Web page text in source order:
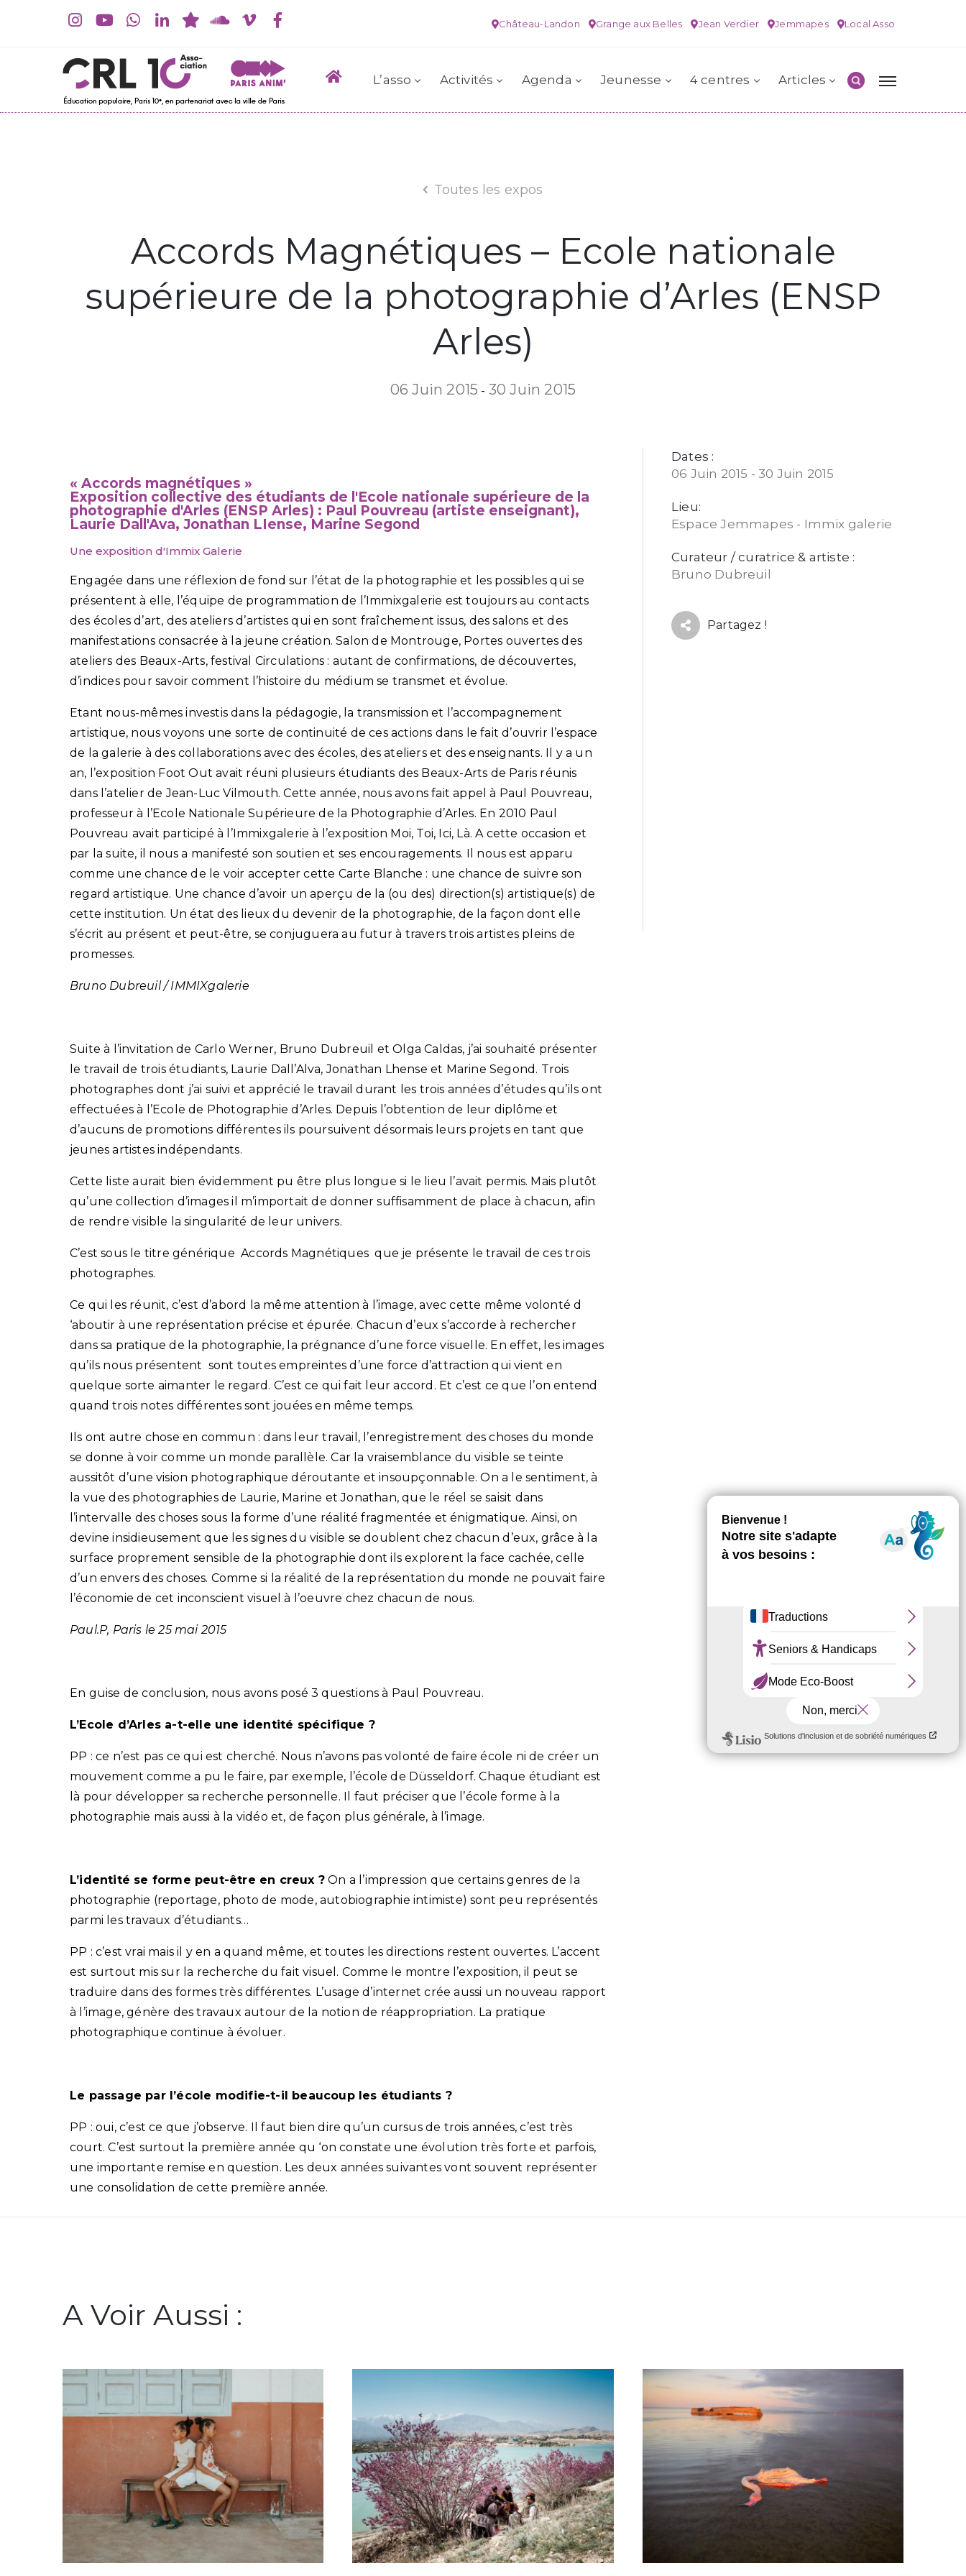
Château-Landon Grange aux Belles Jean Verdier Jemmapes Local Asso
L’asso Activités Agenda Jeunesse 4 centres Articles
Toutes les expos
Accords Magnétiques – Ecole nationale
supérieure de la photographie d’Arles (ENSP
Arles)
06 Juin 2015 - 30 Juin 2015
« Accords magnétiques »
Exposition collective des étudiants de l'Ecole nationale supérieure de la
photographie d'Arles (ENSP Arles) : Paul Pouvreau (artiste enseignant),
Laurie Dall'Ava, Jonathan LIense, Marine Segond
Une exposition d'Immix Galerie
Engagée dans une réflexion de fond sur l’état de la photographie et les possibles qui se
présentent à elle, l’équipe de programmation de l’Immixgalerie est toujours au contacts
des écoles d’art, des ateliers d’artistes qui en sont fraîchement issus, des salons et des
manifestations consacrée à la jeune création. Salon de Montrouge, Portes ouvertes des
ateliers des Beaux-Arts, festival Circulations : autant de confirmations, de découvertes,
d’indices pour savoir comment l’histoire du médium se transmet et évolue.
Etant nous-mêmes investis dans la pédagogie, la transmission et l’accompagnement
artistique, nous voyons une sorte de continuité de ces actions dans le fait d’ouvrir l’espace
de la galerie à des collaborations avec des écoles, des ateliers et des enseignants. Il y a un
an, l’exposition Foot Out avait réuni plusieurs étudiants des Beaux-Arts de Paris réunis
dans l’atelier de Jean-Luc Vilmouth. Cette année, nous avons fait appel à Paul Pouvreau,
professeur à l’Ecole Nationale Supérieure de la Photographie d’Arles. En 2010 Paul
Pouvreau avait participé à l’Immixgalerie à l’exposition Moi, Toi, Ici, Là. A cette occasion et
par la suite, il nous a manifesté son soutien et ses encouragements. Il nous est apparu
comme une chance de le voir accepter cette Carte Blanche : une chance de suivre son
regard artistique. Une chance d’avoir un aperçu de la (ou des) direction(s) artistique(s) de
cette institution. Un état des lieux du devenir de la photographie, de la façon dont elle
s’écrit au présent et peut-être, se conjuguera au futur à travers trois artistes pleins de
promesses.
Bruno Dubreuil / IMMIXgalerie
Suite à l’invitation de Carlo Werner, Bruno Dubreuil et Olga Caldas, j’ai souhaité présenter
le travail de trois étudiants, Laurie Dall’Alva, Jonathan Lhense et Marine Segond. Trois
photographes dont j’ai suivi et apprécié le travail durant les trois années d’études qu’ils ont
effectuées à l’Ecole de Photographie d’Arles. Depuis l’obtention de leur diplôme et
d’aucuns de promotions différentes ils poursuivent désormais leurs projets en tant que
jeunes artistes indépendants.
Cette liste aurait bien évidemment pu être plus longue si le lieu l’avait permis. Mais plutôt
qu’une collection d’images il m’importait de donner suffisamment de place à chacun, afin
de rendre visible la singularité de leur univers.
C’est sous le titre générique Accords Magnétiques que je présente le travail de ces trois
photographes.
Ce qui les réunit, c’est d’abord la même attention à l’image, avec cette même volonté d
‘aboutir à une représentation précise et épurée. Chacun d’eux s’accorde à rechercher
dans sa pratique de la photographie, la prégnance d’une force visuelle. En effet, les images
qu’ils nous présentent sont toutes empreintes d’une force d’attraction qui vient en
quelque sorte aimanter le regard. C’est ce qui fait leur accord. Et c’est ce que l’on entend
quand trois notes différentes sont jouées en même temps.
Ils ont autre chose en commun : dans leur travail, l’enregistrement des choses du monde
se donne à voir comme un monde parallèle. Car la vraisemblance du visible se teinte
aussitôt d’une vision photographique déroutante et insoupçonnable. On a le sentiment, à
la vue des photographies de Laurie, Marine et Jonathan, que le réel se saisit dans
l’intervalle des choses sous la forme d’une réalité fragmentée et énigmatique. Ainsi, on
devine insidieusement que les signes du visible se doublent chez chacun d’eux, grâce à la
surface proprement sensible de la photographie dont ils explorent la face cachée, celle
d’un envers des choses. Comme si la réalité de la représentation du monde ne pouvait faire
l’économie de cet inconscient visuel à l’oeuvre chez chacun de nous.
Paul.P, Paris le 25 mai 2015
En guise de conclusion, nous avons posé 3 questions à Paul Pouvreau.
L’Ecole d’Arles a-t-elle une identité spécifique ?
PP : ce n’est pas ce qui est cherché. Nous n’avons pas volonté de faire école ni de créer un
mouvement comme a pu le faire, par exemple, l’école de Düsseldorf. Chaque étudiant est
là pour développer sa recherche personnelle. Il faut préciser que l’école forme à la
photographie mais aussi à la vidéo et, de façon plus générale, à l’image.
L’identité se forme peut-être en creux ? On a l’impression que certains genres de la
photographie (reportage, photo de mode, autobiographie intimiste) sont peu représentés
parmi les travaux d’étudiants…
PP : c’est vrai mais il y en a quand même, et toutes les directions restent ouvertes. L’accent
est surtout mis sur la recherche du fait visuel. Comme le montre l’exposition, il peut se
traduire dans des formes très différentes. L’usage d’internet crée aussi un nouveau rapport
à l’image, génère des travaux autour de la notion de réappropriation. La pratique
photographique continue à évoluer.
Le passage par l’école modifie-t-il beaucoup les étudiants ?
PP : oui, c’est ce que j’observe. Il faut bien dire qu’un cursus de trois années, c’est très
court. C’est surtout la première année qu ‘on constate une évolution très forte et parfois,
une importante remise en question. Les deux années suivantes vont souvent représenter
une consolidation de cette première année.
Dates :
06 Juin 2015 - 30 Juin 2015
Lieu:
Espace Jemmapes - Immix galerie
Curateur / curatrice & artiste :
Bruno Dubreuil
Partagez !
A Voir Aussi :